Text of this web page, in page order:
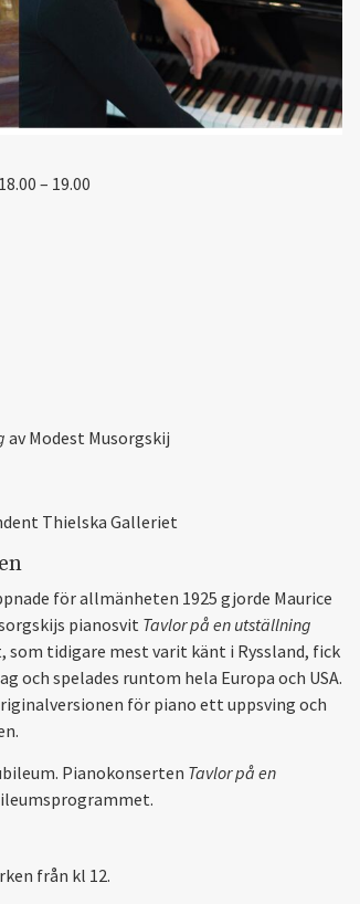
– 19.00
av Modest Musorgskij
Thielska Galleriet
för allmänheten 1925 gjorde Maurice
pianosvit Tavlor på en utställning
som tidigare mest varit känt i Ryssland, fick
spelades runtom hela Europa och USA.
för piano ett uppsving och
Pianokonserten Tavlor på en
från kl 12.